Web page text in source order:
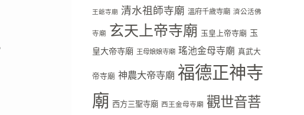
王爺寺廟 清水祖師寺廟 溫府千歲寺廟 濟公活佛
寺廟 玄天上帝寺廟 玉皇上帝寺廟 玉
皇大帝寺廟 王母娘娘寺廟 瑤池金母寺廟 真武大
帝寺廟 神農大帝寺廟 福德正神寺
廟 西方三聖寺廟 西王金母寺廟 觀世音菩